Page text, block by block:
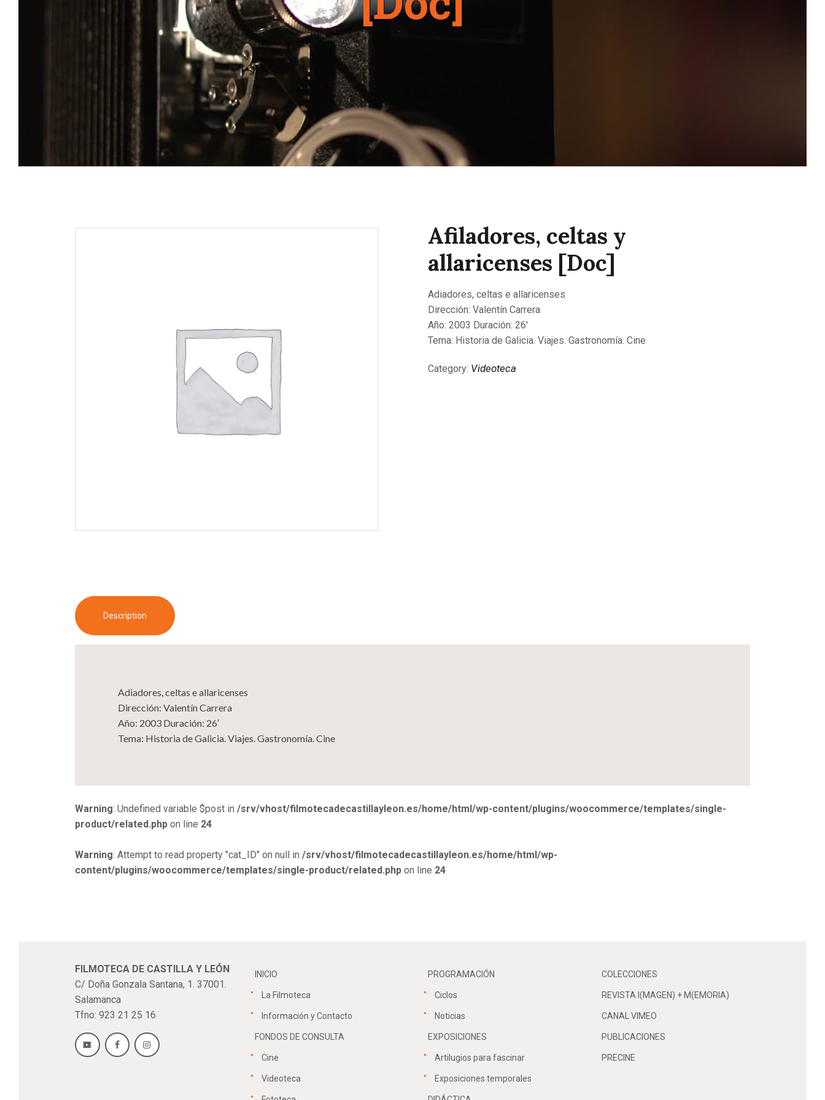
CONTACTAR
Afiladores, celtas y
allaricenses [Doc]
Adiadores, celtas e allaricenses
Dirección: Valentín Carrera
Año: 2003 Duración: 26′
Tema: Historia de Galicia. Viajes. Gastronomía. Cine
Category: Videoteca
Description
Adiadores, celtas e allaricenses
Dirección: Valentín Carrera
Año: 2003 Duración: 26′
Tema: Historia de Galicia. Viajes. Gastronomía. Cine
Warning: Undefined variable $post in /srv/vhost/filmotecadecastillayleon.es/home/html/wp-content/plugins/woocommerce/templates/single-
product/related.php on line 24
Warning: Attempt to read property "cat_ID" on null in /srv/vhost/filmotecadecastillayleon.es/home/html/wp-
content/plugins/woocommerce/templates/single-product/related.php on line 24
FILMOTECA DE CASTILLA Y LEÓN
C/ Doña Gonzala Santana, 1. 37001.
Salamanca
Tfno: 923 21 25 16
INICIO
La Filmoteca
Información y Contacto
FONDOS DE CONSULTA
Cine
Videoteca
PROGRAMACIÓN
Ciclos
Noticias
EXPOSICIONES
Artilugios para fascinar
Exposiciones temporales
COLECCIONES
REVISTA I(MAGEN) + M(EMORIA)
CANAL VIMEO
PUBLICACIONES
PRECINE